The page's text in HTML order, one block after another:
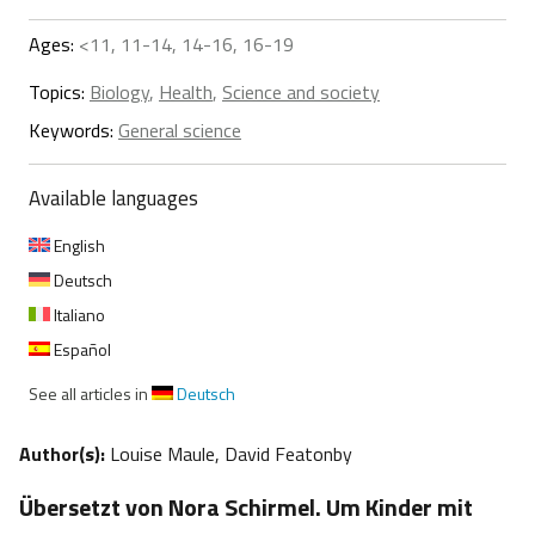
Ages: <11, 11-14, 14-16, 16-19
Topics: Biology, Health, Science and society
Keywords: General science
Available languages
English
Deutsch
Italiano
Español
See all articles in
Deutsch
Author(s): Louise Maule, David Featonby
Übersetzt von Nora Schirmel. Um Kinder mit